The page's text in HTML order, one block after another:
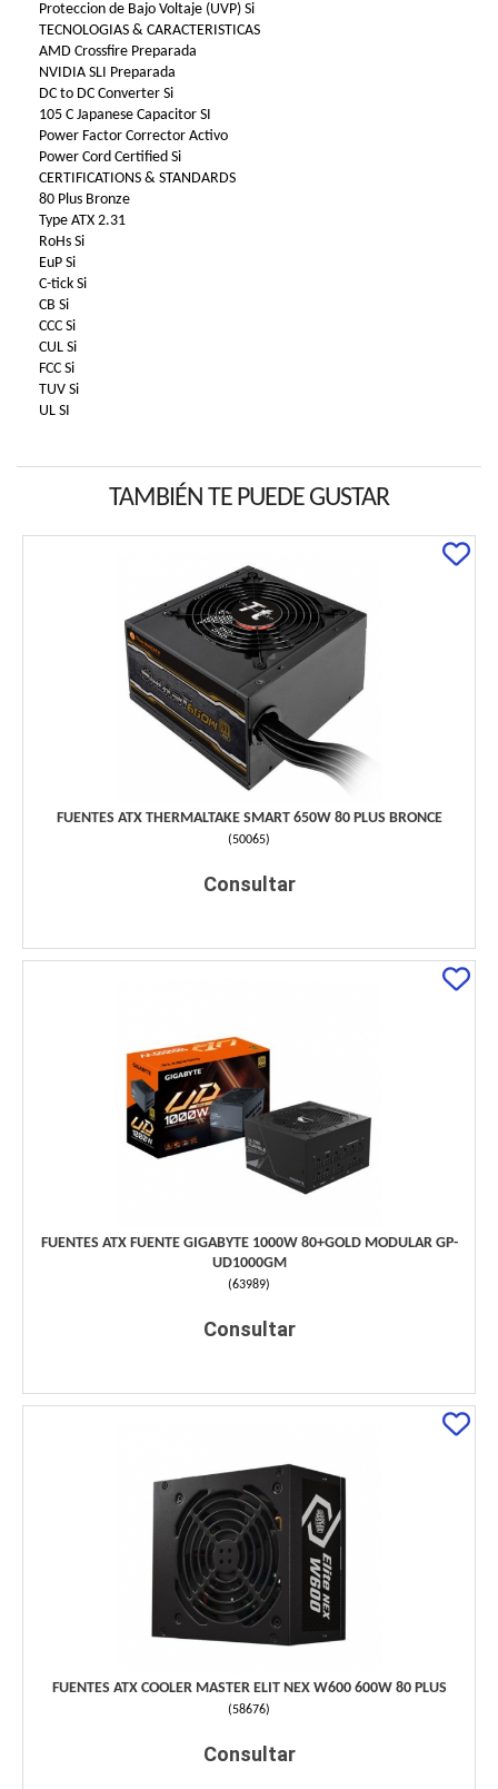
Proteccion de Bajo Voltaje (UVP) Si
TECNOLOGIAS & CARACTERISTICAS
AMD Crossfire Preparada
NVIDIA SLI Preparada
DC to DC Converter Si
105 C Japanese Capacitor SI
Power Factor Corrector Activo
Power Cord Certified Si
CERTIFICATIONS & STANDARDS
80 Plus Bronze
Type ATX 2.31
RoHs Si
EuP Si
C-tick Si
CB Si
CCC Si
CUL Si
FCC Si
TUV Si
UL SI
TAMBIÉN TE PUEDE GUSTAR
FUENTES ATX THERMALTAKE SMART 650W 80 PLUS BRONCE
(50065)
Consultar
FUENTES ATX FUENTE GIGABYTE 1000W 80+GOLD MODULAR GP-
UD1000GM
(63989)
Consultar
FUENTES ATX COOLER MASTER ELIT NEX W600 600W 80 PLUS
(58676)
Consultar